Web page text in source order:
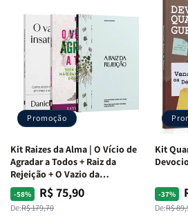
Promoção
Kit Raizes da Alma | O Vício de
Agradar a Todos + Raiz da
Rejeição + O Vazio da
Insatisfação.
-58%
Preço
normal
De:R$ 179,70
Preço
promocional
R$ 75,90
Kit
-37%
Preço
De:R$
Preço